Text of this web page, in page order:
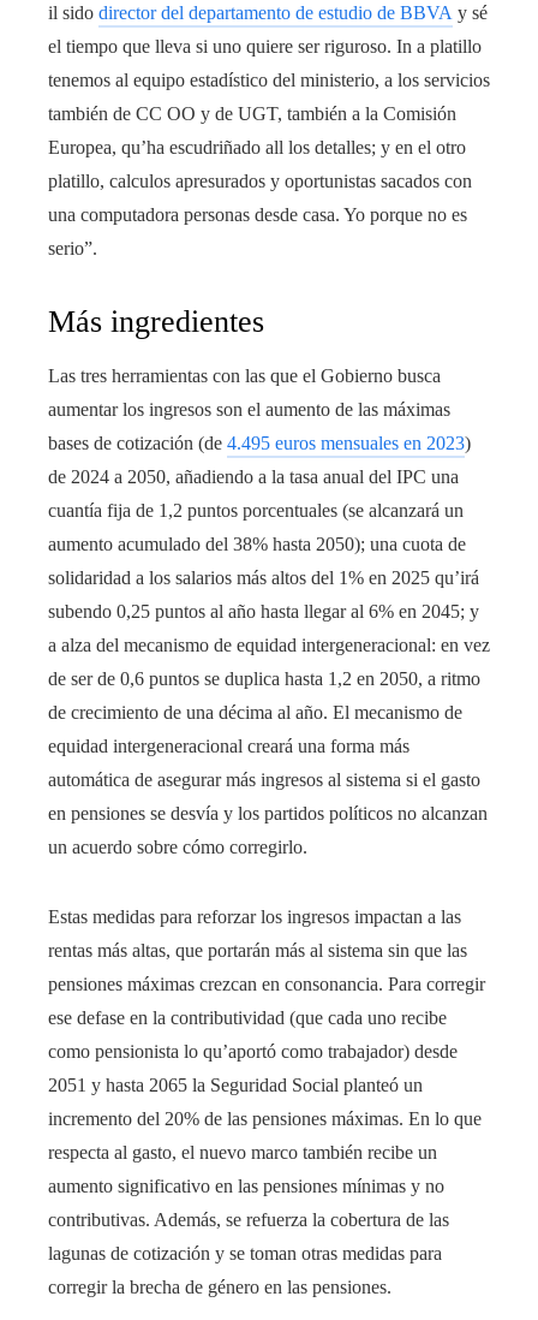
il sido director del departamento de estudio de BBVA y sé
el tiempo que lleva si uno quiere ser riguroso. In a platillo
tenemos al equipo estadístico del ministerio, a los servicios
también de CC OO y de UGT, también a la Comisión
Europea, qu’ha escudriñado all los detalles; y en el otro
platillo, calculos apresurados y oportunistas sacados con
una computadora personas desde casa. Yo porque no es
serio”.
Más ingredientes
Las tres herramientas con las que el Gobierno busca
aumentar los ingresos son el aumento de las máximas
bases de cotización (de 4.495 euros mensuales en 2023)
de 2024 a 2050, añadiendo a la tasa anual del IPC una
cuantía fija de 1,2 puntos porcentuales (se alcanzará un
aumento acumulado del 38% hasta 2050); una cuota de
solidaridad a los salarios más altos del 1% en 2025 qu’irá
subendo 0,25 puntos al año hasta llegar al 6% en 2045; y
a alza del mecanismo de equidad intergeneracional: en vez
de ser de 0,6 puntos se duplica hasta 1,2 en 2050, a ritmo
de crecimiento de una décima al año. El mecanismo de
equidad intergeneracional creará una forma más
automática de asegurar más ingresos al sistema si el gasto
en pensiones se desvía y los partidos políticos no alcanzan
un acuerdo sobre cómo corregirlo.
Estas medidas para reforzar los ingresos impactan a las
rentas más altas, que portarán más al sistema sin que las
pensiones máximas crezcan en consonancia. Para corregir
ese defase en la contributividad (que cada uno recibe
como pensionista lo qu’aportó como trabajador) desde
2051 y hasta 2065 la Seguridad Social planteó un
incremento del 20% de las pensiones máximas. En lo que
respecta al gasto, el nuevo marco también recibe un
aumento significativo en las pensiones mínimas y no
contributivas. Además, se refuerza la cobertura de las
lagunas de cotización y se toman otras medidas para
corregir la brecha de género en las pensiones.